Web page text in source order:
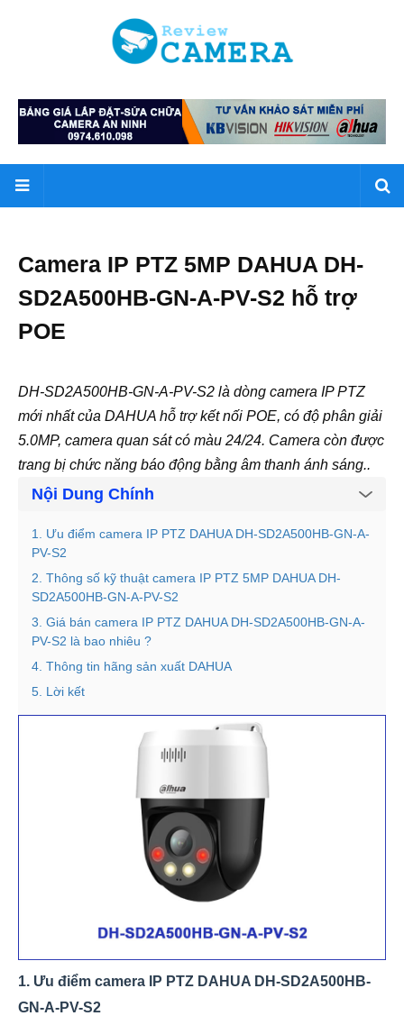
Camera IP PTZ 5MP DAHUA DH-
SD2A500HB-GN-A-PV-S2 hỗ trợ
POE
DH-SD2A500HB-GN-A-PV-S2 là dòng camera IP PTZ
mới nhất của DAHUA hỗ trợ kết nối POE, có độ phân giải
5.0MP, camera quan sát có màu 24/24. Camera còn được
trang bị chức năng báo động bằng âm thanh ánh sáng..
Nội Dung Chính
1. Ưu điểm camera IP PTZ DAHUA DH-SD2A500HB-GN-A-
PV-S2
2. Thông số kỹ thuật camera IP PTZ 5MP DAHUA DH-
SD2A500HB-GN-A-PV-S2
3. Giá bán camera IP PTZ DAHUA DH-SD2A500HB-GN-A-
PV-S2 là bao nhiêu ?
4. Thông tin hãng sản xuất DAHUA
5. Lời kết
1. Ưu điểm camera IP PTZ DAHUA DH-SD2A500HB-
GN-A-PV-S2